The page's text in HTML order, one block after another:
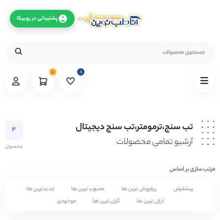
۰ ۸
تب سنج،ترمومتر،تب سنج دیجیتال
آرشیو تمامی محصولات
۴
محصول
مرتب سازی بر اساس
پیشفرض پرفروش ترین ها محبوب ترین ها
جدیدترین ها
ارزان ترین ها
گران ترین ها موجودی
پشتیبانی در روبیکا